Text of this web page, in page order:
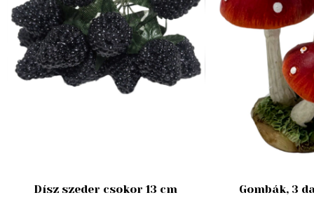
Dísz szeder csokor 13 cm Gombák, 3